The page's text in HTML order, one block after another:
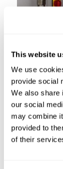
This website
We use
provide social
We also share
our social
may combine
provided to
of their
Al detener
el máster
extrema y
abre y